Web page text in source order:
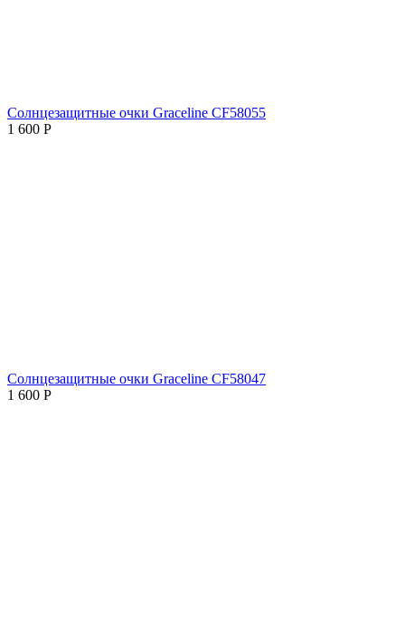
Солнцезащитные очки Graceline CF58055
1 600 Р
Солнцезащитные очки Graceline CF58047
1 600 Р